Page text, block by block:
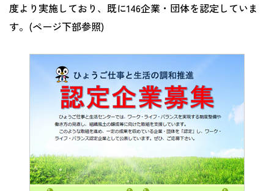
度より実施しており、既に146企業・団体を認定していま
す。(ページ下部参照)